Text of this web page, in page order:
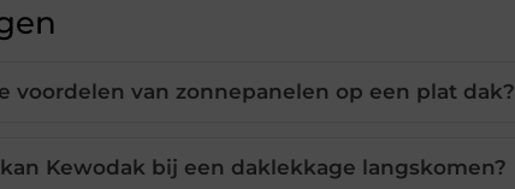
voordelen van zonnepanelen op een plat dak?
Kewodak bij een daklekkage langskomen?